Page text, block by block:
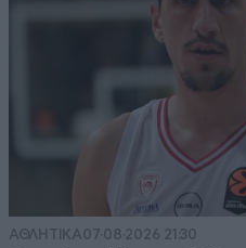
ΑΘΛΗΤΙΚΑ07·08·2026 21:30